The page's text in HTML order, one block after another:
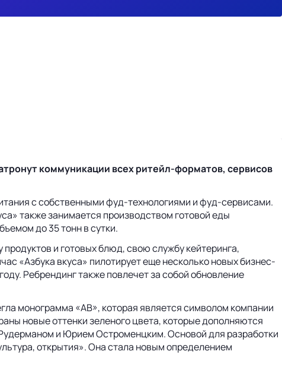
коммуникации всехритейл-форматов, сервисов
с собственными фуд-технологиями и фуд-сервисами.
также занимается производством готовой еды
до 35 тонн в сутки.
и готовых блюд, свою службу кейтеринга,
«Азбука вкуса» пилотирует еще несколько новых бизнес-
Ребрендинг также повлечет за собой обновление
монограмма «АВ», которая является символом компании
новые оттенки зеленого цвета, которые дополняются
и Юрием Остроменцким. Основой для разработки
открытия». Она стала новым определением